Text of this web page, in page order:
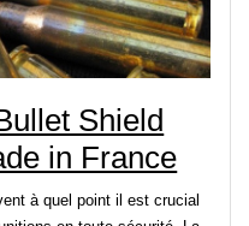
Shield
in France
à quel point il est crucial